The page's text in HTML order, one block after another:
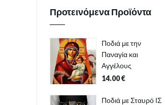
Προτεινόμενα Προϊόντα
Ποδιά με την
Παναγία και
Αγγέλους
14.00€
Ποδιά με Σταυρό ΙΣ